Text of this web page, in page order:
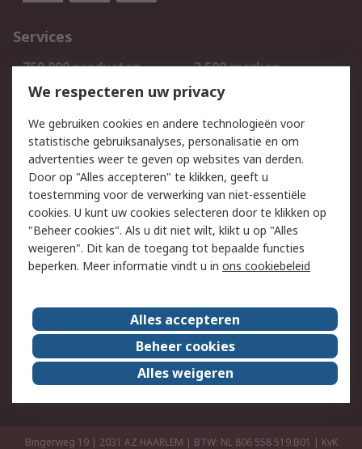
Services
750.000 producten
2.500 merken
Bestellen
Inkoopoplossingen
Track & Trace
Wettelijk
Cookiebeleid
Email veiligheid
Privacybeleid
Websitevoorwaarden
Algemene
verkoopvoorwaarden
Over RS
RS Group
Over ons
RS wereldwijd
Werken bij RS
ESG
Bingerweg 19 | 2031 AZ HAARLEM | BTW: NL 806 558 519.B01 | KvK
We respecteren uw privacy
We gebruiken cookies en andere technologieën voor
statistische gebruiksanalyses, personalisatie en om
advertenties weer te geven op websites van derden.
Door op "Alles accepteren" te klikken, geeft u
toestemming voor de verwerking van niet-essentiële
cookies. U kunt uw cookies selecteren door te klikken op
"Beheer cookies". Als u dit niet wilt, klikt u op "Alles
weigeren". Dit kan de toegang tot bepaalde functies
beperken. Meer informatie vindt u in ons cookiebeleid
Alles accepteren
Beheer cookies
Alles weigeren